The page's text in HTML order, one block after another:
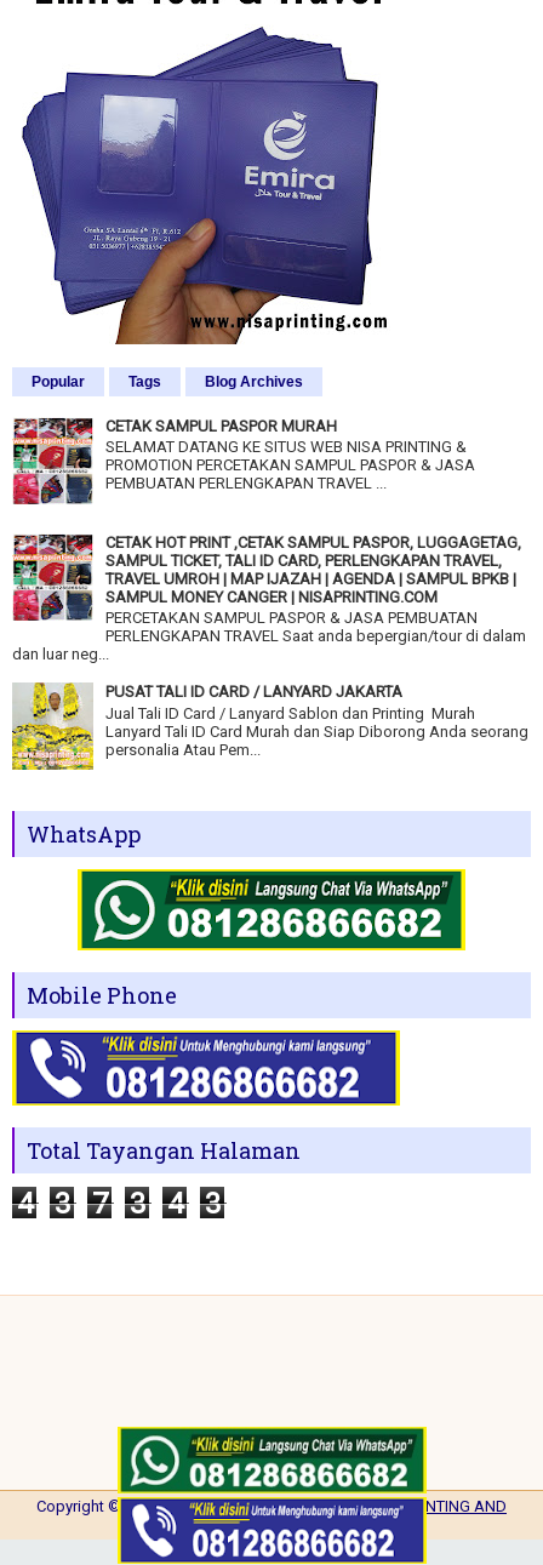
Popular Tags Blog Archives
CETAK SAMPUL PASPOR MURAH
SELAMAT DATANG KE SITUS WEB NISA PRINTING &
PROMOTION PERCETAKAN SAMPUL PASPOR & JASA
PEMBUATAN PERLENGKAPAN TRAVEL ...
CETAK HOT PRINT ,CETAK SAMPUL PASPOR, LUGGAGETAG,
SAMPUL TICKET, TALI ID CARD, PERLENGKAPAN TRAVEL,
TRAVEL UMROH | MAP IJAZAH | AGENDA | SAMPUL BPKB |
SAMPUL MONEY CANGER | NISAPRINTING.COM
PERCETAKAN SAMPUL PASPOR & JASA PEMBUATAN
PERLENGKAPAN TRAVEL Saat anda bepergian/tour di dalam
dan luar neg...
PUSAT TALI ID CARD / LANYARD JAKARTA
Jual Tali ID Card / Lanyard Sablon dan Printing Murah
Lanyard Tali ID Card Murah dan Siap Diborong Anda seorang
personalia Atau Pem...
WhatsApp
Mobile Phone
Total Tayangan Halaman
4 3 7 3 4 3
Copyright ©2026NISA PRINTING| Powered byNISA PRINTING AND
PROMOTION